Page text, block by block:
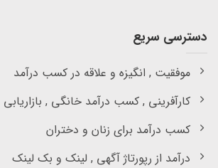
دسترسی سریع
موفقیت , انگیزه و علاقه در کسب درآمد
کارآفرینی , کسب درآمد خانگی , بازاریابی
کسب درآمد برای زنان و دختران
درآمد از رپورتاژ آگهی , لینک و بک لینک